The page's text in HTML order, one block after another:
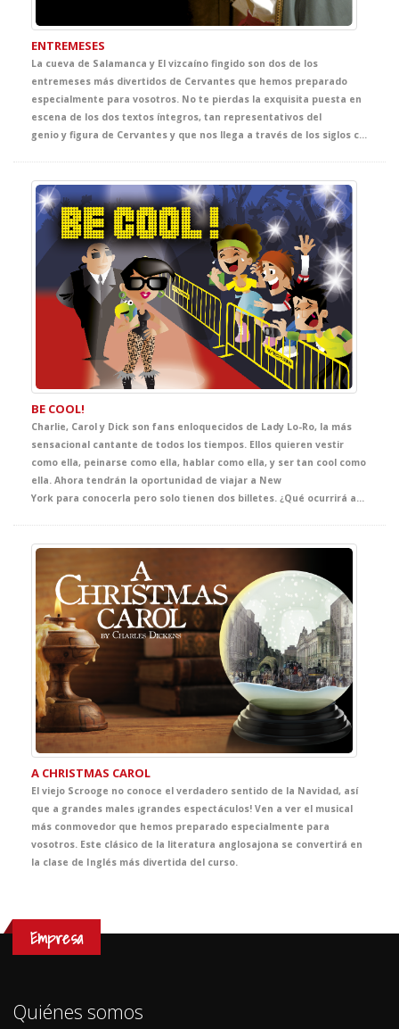
ENTREMESES
La cueva de Salamanca y El vizcaíno fingido son dos de los
entremeses más divertidos de Cervantes que hemos preparado
especialmente para vosotros. No te pierdas la exquisita puesta en
escena de los dos textos íntegros, tan representativos del
genio y figura de Cervantes y que nos llega a través de los siglos con toda la fuerza de nuestros mejores clásicos.
BE COOL!
Charlie, Carol y Dick son fans enloquecidos de Lady Lo-Ro, la más
sensacional cantante de todos los tiempos. Ellos quieren vestir
como ella, peinarse como ella, hablar como ella, y ser tan cool como
ella. Ahora tendrán la oportunidad de viajar a New
York para conocerla pero solo tienen dos billetes. ¿Qué ocurrirá ahora? Una comedia disparatada para que tus estudiantes practiquen su inglés al ritmo de la música.
A CHRISTMAS CAROL
El viejo Scrooge no conoce el verdadero sentido de la Navidad, así
que a grandes males ¡grandes espectáculos! Ven a ver el musical
más conmovedor que hemos preparado especialmente para
vosotros. Este clásico de la literatura anglosajona se convertirá en
la clase de Inglés más divertida del curso.
Empresa
Quiénes somos